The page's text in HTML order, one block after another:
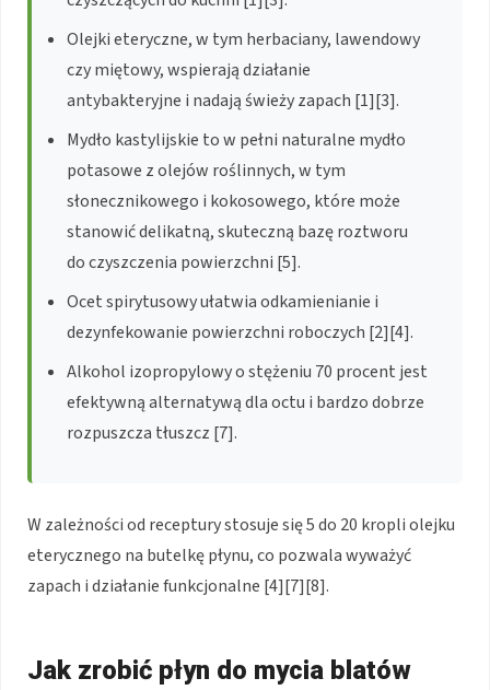
Olejki eteryczne, w tym herbaciany, lawendowy
czy miętowy, wspierają działanie
antybakteryjne i nadają świeży zapach [1][3].
Mydło kastylijskie to w pełni naturalne mydło
potasowe z olejów roślinnych, w tym
słonecznikowego i kokosowego, które może
stanowić delikatną, skuteczną bazę roztworu
do czyszczenia powierzchni [5].
Ocet spirytusowy ułatwia odkamienianie i
dezynfekowanie powierzchni roboczych [2][4].
Alkohol izopropylowy o stężeniu 70 procent jest
efektywną alternatywą dla octu i bardzo dobrze
rozpuszcza tłuszcz [7].
W zależności od receptury stosuje się 5 do 20 kropli olejku
eterycznego na butelkę płynu, co pozwala wyważyć
zapach i działanie funkcjonalne [4][7][8].
Jak zrobić płyn do mycia blatów